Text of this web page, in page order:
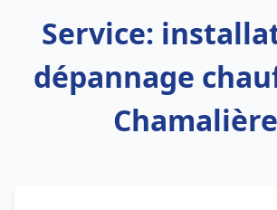
Service:
dépannage